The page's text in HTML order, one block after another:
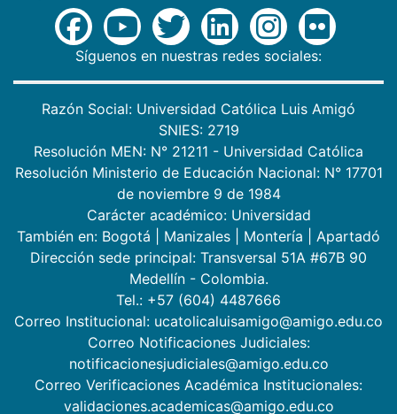
Síguenos en nuestras redes sociales:
Razón Social: Universidad Católica Luis Amigó
SNIES: 2719
Resolución MEN: N° 21211 - Universidad Católica
Resolución Ministerio de Educación Nacional: N° 17701
de noviembre 9 de 1984
Carácter académico: Universidad
También en: Bogotá Manizales Montería
Apartadó
Dirección sede principal: Transversal 51A #67B 90
Medellín - Colombia.
Tel.: +57 (604) 4487666
Correo Institucional: ucatolicaluisamigo@amigo.edu.co
Correo Notificaciones Judiciales:
notificacionesjudiciales@amigo.edu.co
Correo Verificaciones Académica Institucionales:
validaciones.academicas@amigo.edu.co